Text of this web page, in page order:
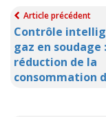
Article précédent
Contrôle
gaz en soudage
réduction de la
consommation